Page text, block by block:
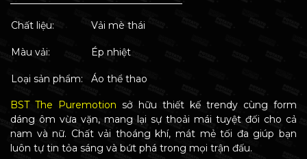
Chất liệu: Vải mè thái
Màu vải: Ép nhiệt
Loại sản phẩm: Áo thể thao
BST The Puremotion sở hữu thiết kế trendy cùng form
dáng ôm vừa vặn, mang lại sự thoải mái tuyệt đối cho cả
nam và nữ. Chất vải thoáng khí, mát mẻ tối đa giúp bạn
luôn tự tin tỏa sáng và bứt phá trong mọi trận đấu.